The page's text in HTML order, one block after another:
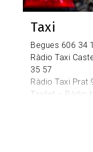
Taxi
Begues 606 34
Ràdio Taxi
35 57
Ràdio Taxi Prat
Taxilet – Ràdio
l’Hospitalet 93